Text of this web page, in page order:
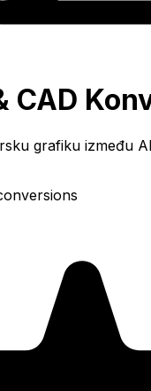
CAD
grafiku između